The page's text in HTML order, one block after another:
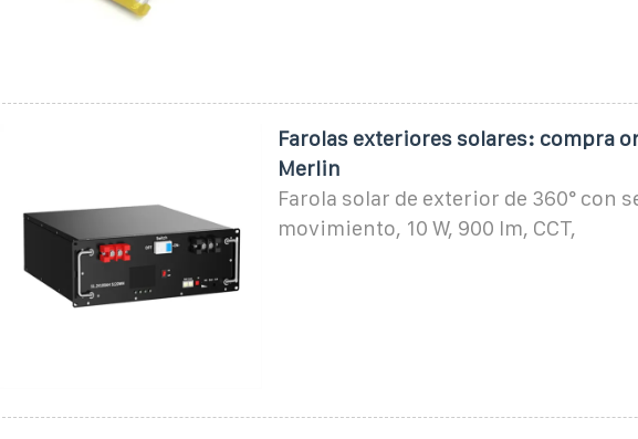
Farolas exteriores solares: compra
Merlin
Farola solar de exterior de 360° con
movimiento, 10 W, 900 lm, CCT,